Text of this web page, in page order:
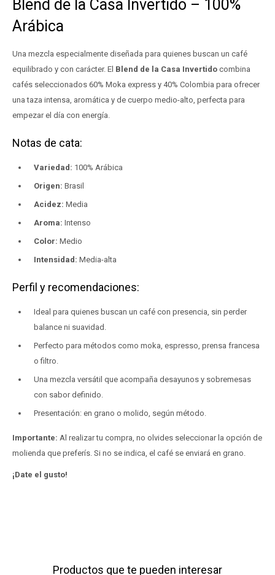
Blend de la Casa Invertido – 100%
Arábica
Una mezcla especialmente diseñada para quienes buscan un café
equilibrado y con carácter. El Blend de la Casa Invertido combina
cafés seleccionados 60% Moka express y 40% Colombia para ofrecer
una taza intensa, aromática y de cuerpo medio-alto, perfecta para
empezar el día con energía.
Notas de cata:
Variedad: 100% Arábica
Origen: Brasil
Acidez: Media
Aroma: Intenso
Color: Medio
Intensidad: Media-alta
Perfil y recomendaciones:
Ideal para quienes buscan un café con presencia, sin perder
balance ni suavidad.
Perfecto para métodos como moka, espresso, prensa francesa
o filtro.
Una mezcla versátil que acompaña desayunos y sobremesas
con sabor definido.
Presentación: en grano o molido, según método.
Importante: Al realizar tu compra, no olvides seleccionar la opción de
molienda que preferís. Si no se indica, el café se enviará en grano.
¡Date el gusto!
Productos que te pueden interesar